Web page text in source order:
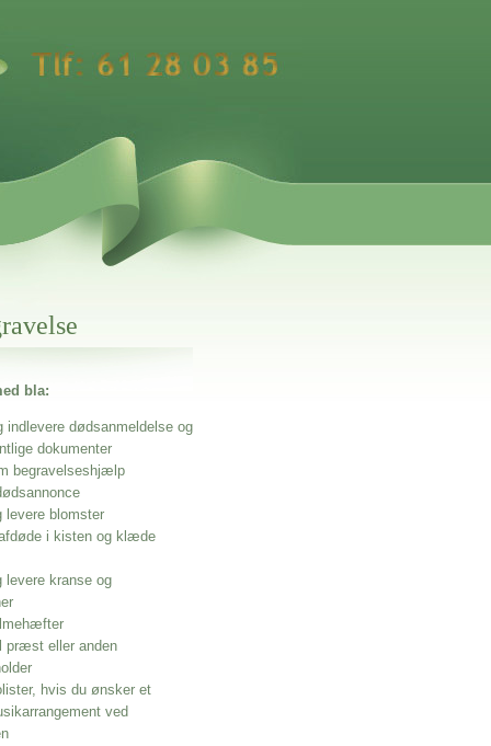
bla:
indlevere dødsanmeldelse og
dokumenter
begravelseshjælp
levere blomster
i kisten og klæde
levere kranse og
præst eller anden
hvis du ønsker et
ved